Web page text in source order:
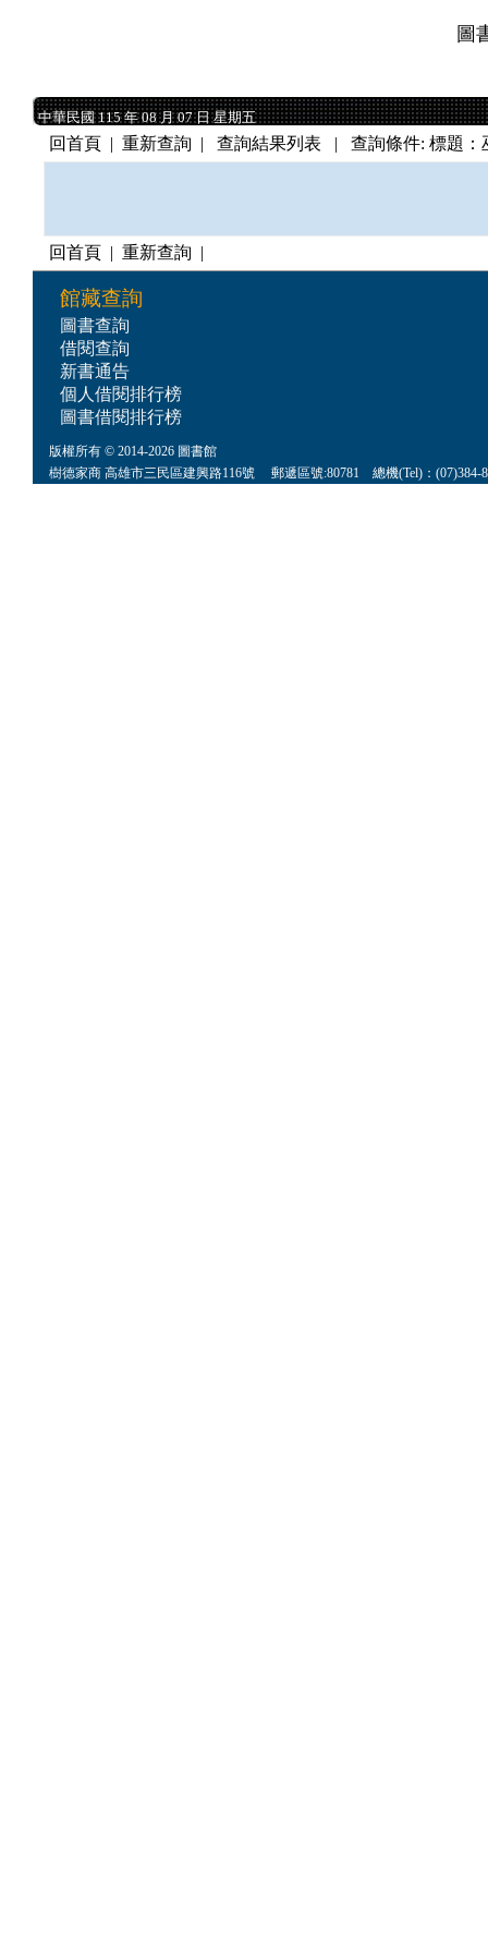
圖
中華民國 115 年 08 月 07 日 星期五
中華民國 115 年 08 月 07 日 星期五
回首頁 | 重新查詢 | 查詢結果列表 | 查詢條件: 標題：
回首頁 | 重新查詢 |
館藏查詢
圖書查詢
借閱查詢
新書通告
個人借閱排行榜
圖書借閱排行榜
版權所有 © 2014-2026 圖書館
樹德家商 高雄市三民區建興路116號 郵遞區號:80781 總機(Tel)：(07)384-